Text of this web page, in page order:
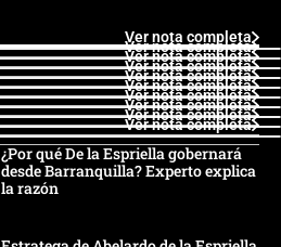
Ver nota completa
Ver nota completa
Ver nota completa
Ver nota completa
Ver nota completa
Ver nota completa
Ver nota completa
Ver nota completa
Ver nota completa
Ver nota completa
¿Por qué De la Espriella gobernará
desde Barranquilla? Experto explica
la razón